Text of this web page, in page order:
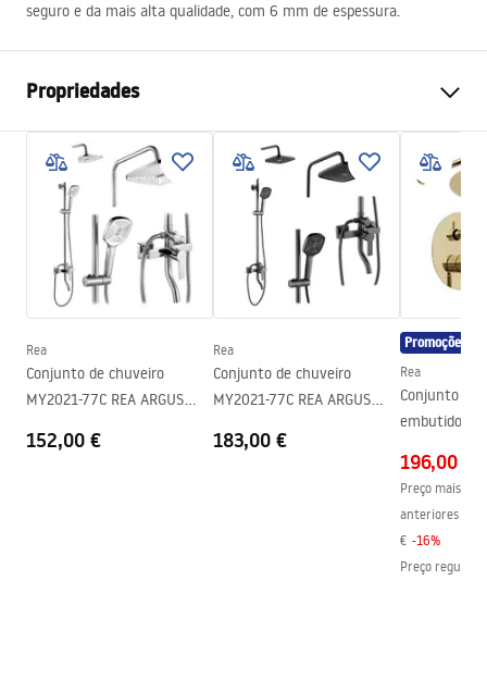
seguro e da mais alta qualidade, com 6 mm de espessura.
Propriedades
Tamanho da cabina
100
Ouro
Tipo de cabina
Entrada
Cor do vidro
Transparente 6mm
Como abrir
Deslizamento
Seria
Cortis
Altura (mm)
Direção da cabina
Universal
Rea
Conjunto de chuveiro
MY2021-77C REA ARGUS
152,00 €
Rea
Conjunto de chuveiro
MY2021-77C REA ARGUS
183,00 €
Promoções
Rea
Conjunto de
embutido
196,00 €
Preço mais
anteriores ao
€ -16%
Preço regular